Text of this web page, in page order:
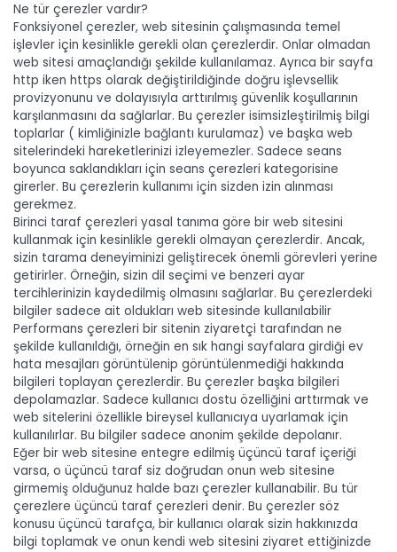
Ne tür çerezler vardır?
Fonksiyonel çerezler, web sitesinin çalışmasında temel
işlevler için kesinlikle gerekli olan çerezlerdir. Onlar olmadan
web sitesi amaçlandığı şekilde kullanılamaz. Ayrıca bir sayfa
http iken https olarak değiştirildiğinde doğru işlevsellik
provizyonunu ve dolayısıyla arttırılmış güvenlik koşullarının
karşılanmasını da sağlarlar. Bu çerezler isimsizleştirilmiş bilgi
toplarlar ( kimliğinizle bağlantı kurulamaz) ve başka web
sitelerindeki hareketlerinizi izleyemezler. Sadece seans
boyunca saklandıkları için seans çerezleri kategorisine
girerler. Bu çerezlerin kullanımı için sizden izin alınması
gerekmez.
Birinci taraf çerezleri yasal tanıma göre bir web sitesini
kullanmak için kesinlikle gerekli olmayan çerezlerdir. Ancak,
sizin tarama deneyiminizi geliştirecek önemli görevleri yerine
getirirler. Örneğin, sizin dil seçimi ve benzeri ayar
tercihlerinizin kaydedilmiş olmasını sağlarlar. Bu çerezlerdeki
bilgiler sadece ait oldukları web sitesinde kullanılabilir
Performans çerezleri bir sitenin ziyaretçi tarafından ne
şekilde kullanıldığı, örneğin en sık hangi sayfalara girdiği ev
hata mesajları görüntülenip görüntülenmediği hakkında
bilgileri toplayan çerezlerdir. Bu çerezler başka bilgileri
depolamazlar. Sadece kullanıcı dostu özelliğini arttırmak ve
web sitelerini özellikle bireysel kullanıcıya uyarlamak için
kullanılırlar. Bu bilgiler sadece anonim şekilde depolanır.
Eğer bir web sitesine entegre edilmiş üçüncü taraf içeriği
varsa, o üçüncü taraf siz doğrudan onun web sitesine
girmemiş olduğunuz halde bazı çerezler kullanabilir. Bu tür
çerezlere üçüncü taraf çerezleri denir. Bu çerezler söz
konusu üçüncü tarafça, bir kullanıcı olarak sizin hakkınızda
bilgi toplamak ve onun kendi web sitesini ziyaret ettiğinizde